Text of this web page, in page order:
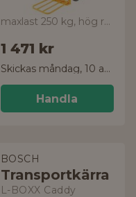
maxlast 250 kg, hög rygg
1 471 kr
Skickas måndag, 10 aug.
Handla
BOSCH
Transportkärra
L-BOXX Caddy